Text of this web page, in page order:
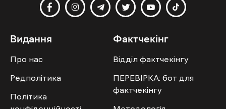
Видання
Про нас
Редполітика
Політика
Фактчекінг
Відділ фактчекінгу
ПЕРЕВІРКА: бот для
фактчекінгу